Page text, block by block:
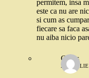
permitem, insa
este ca nu are
si cum as
fiecare sa faca
nu aiba nicio
Cirius
29